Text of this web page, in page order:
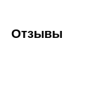
Отзывы